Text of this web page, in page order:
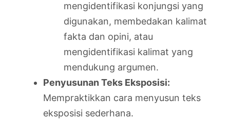
mengidentifikasi konjungsi yang
digunakan, membedakan kalimat
fakta dan opini, atau
mengidentifikasi kalimat yang
mendukung argumen.
Penyusunan Teks Eksposisi:
Mempraktikkan cara menyusun teks
eksposisi sederhana.